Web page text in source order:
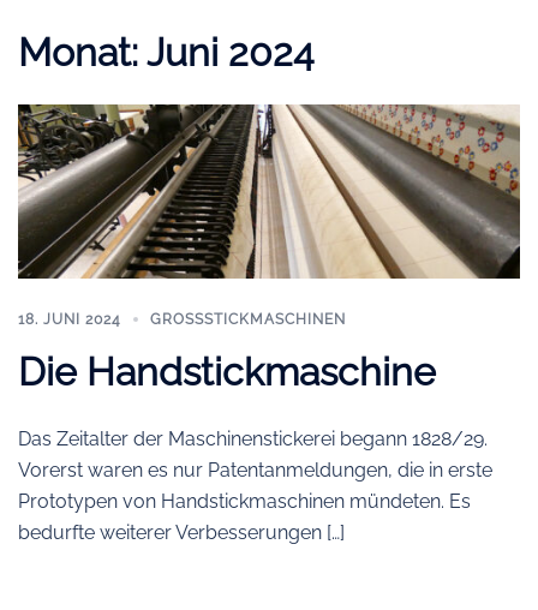
Monat:Juni 2024
18. JUNI 2024 GROSSSTICKMASCHINEN
Die Handstickmaschine
Das Zeitalter der Maschinenstickerei begann 1828/29.
Vorerst waren es nur Patentanmeldungen, die in erste
Prototypen von Handstickmaschinen mündeten. Es
bedurfte weiterer Verbesserungen […]